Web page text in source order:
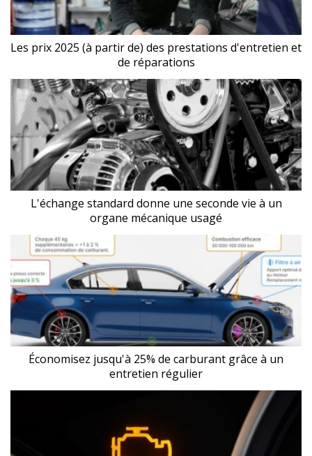
Les prix 2025 (à partir de) des prestations d'entretien et
de réparations
L'échange standard donne une seconde vie à un
organe mécanique usagé
Économisez jusqu'à 25% de carburant grâce à un
entretien régulier